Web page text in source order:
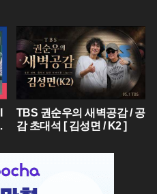
TBS 권순우의 새벽공감 / 공
감 초대석 [ 김성면 / K2 ]